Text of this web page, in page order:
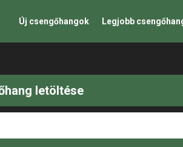
Új csengőhangok Legjobb
letöltése